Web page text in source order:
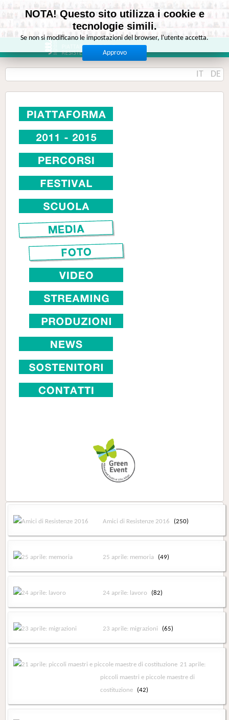
IT DE
NOTA! Questo sito utilizza i cookie e
tecnologie simili.
Se non si modificano le impostazioni del browser, l'utente accetta.
Approvo
Amici di Resistenze 2016 (250)
25 aprile: memoria (49)
24 aprile: lavoro (82)
23 aprile: migrazioni (65)
21 aprile:
piccoli maestri e piccole maestre di
costituzione
(42)